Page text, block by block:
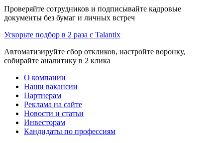
Проверяйте сотрудников и подписывайте кадровые
документы без бумаг и личных встреч
Ускорьте подбор в 2 раза с Talantix
Автоматизируйте сбор откликов, настройте воронку,
собирайте аналитику в 2 клика
О компании
Наши вакансии
Партнерам
Реклама на сайте
Новости и статьи
Инвесторам
Кандидаты по профессиям